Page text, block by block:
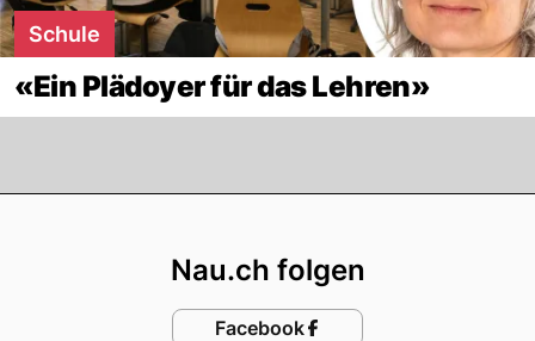
Schule
«Ein Plädoyer für das Lehren»
Nau.ch folgen
Facebook